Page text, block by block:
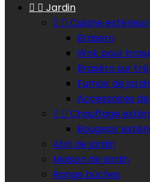
  Jardin
  Cuisine
Brasero
Wok pour
Braséro sur
Fumoir de
Accessoires
  Chauffage
Bougeoir
Abri de jardin
Maison de jardin
Range bûches